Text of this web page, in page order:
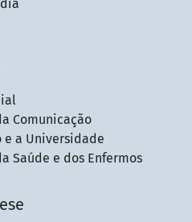
Comunicação
e a Universidade
Saúde e dos Enfermos